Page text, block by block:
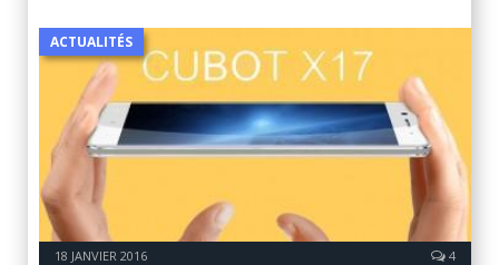
ACTUALITÉS
18 JANVIER 2016 4